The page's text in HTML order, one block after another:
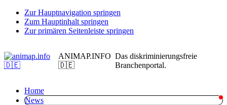
Zur Hauptnavigation springen
Zum Hauptinhalt springen
Zur primären Seitenleiste springen
ANIMAP.INFO
🇩🇪
Das diskriminierungsfreie
Branchenportal.
Home
News